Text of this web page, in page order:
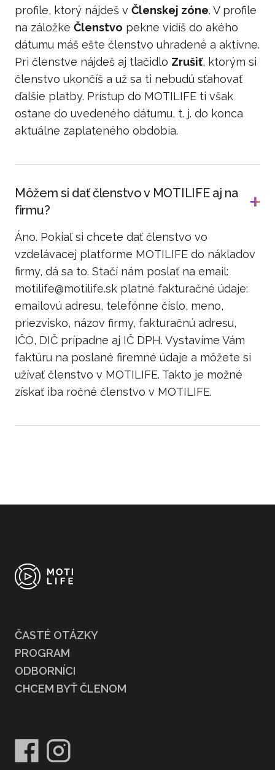
profile, ktorý nájdeš v Členskej zóne. V profile
na záložke Členstvo pekne vidíš do akého
dátumu máš ešte členstvo uhradené a aktívne.
Pri členstve nájdeš aj tlačidlo Zrušiť, ktorým si
členstvo ukončíš a už sa ti nebudú sťahovať
ďalšie platby. Prístup do MOTILIFE ti však
ostane do uvedeného dátumu, t. j. do konca
aktuálne zaplateného obdobia.
Môžem si dať členstvo v MOTILIFE aj na
firmu?
Áno. Pokiaľ si chcete dať členstvo vo
vzdelávacej platforme MOTILIFE do nákladov
firmy, dá sa to. Stačí nám poslať na email:
motilife@motilife.sk platné fakturačné údaje:
emailovú adresu, telefónne číslo, meno,
priezvisko, názov firmy, fakturačnú adresu,
IČO, DIČ prípadne aj IČ DPH. Vystavíme Vám
faktúru na poslané firemné údaje a môžete si
užívať členstvo v MOTILIFE. Takto je možné
získať iba ročné členstvo v MOTILIFE.
ČASTÉ OTÁZKY
PROGRAM
ODBORNÍCI
CHCEM BYŤ ČLENOM